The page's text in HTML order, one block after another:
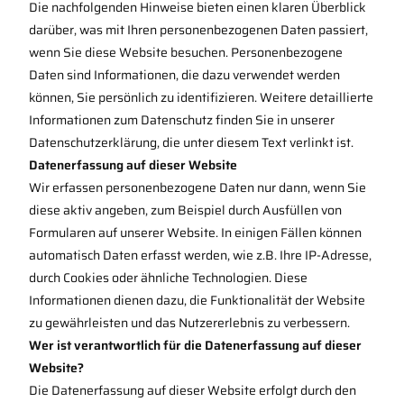
Die nachfolgenden Hinweise bieten einen klaren Überblick
darüber, was mit Ihren personenbezogenen Daten passiert,
wenn Sie diese Website besuchen. Personenbezogene
Daten sind Informationen, die dazu verwendet werden
können, Sie persönlich zu identifizieren. Weitere detaillierte
Informationen zum Datenschutz finden Sie in unserer
Datenschutzerklärung, die unter diesem Text verlinkt ist.
Datenerfassung auf dieser Website
Wir erfassen personenbezogene Daten nur dann, wenn Sie
diese aktiv angeben, zum Beispiel durch Ausfüllen von
Formularen auf unserer Website. In einigen Fällen können
automatisch Daten erfasst werden, wie z.B. Ihre IP-Adresse,
durch Cookies oder ähnliche Technologien. Diese
Informationen dienen dazu, die Funktionalität der Website
zu gewährleisten und das Nutzererlebnis zu verbessern.
Wer ist verantwortlich für die Datenerfassung auf dieser
Website?
Die Datenerfassung auf dieser Website erfolgt durch den